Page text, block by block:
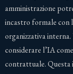
amministrazione
incastro formale con
organizzativa
considerare l’IA
contrattuale.